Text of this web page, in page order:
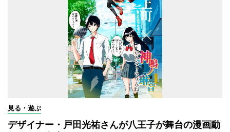
見る・遊ぶ
デザイナー・戸田光祐さんが八王子が舞台の漫画動